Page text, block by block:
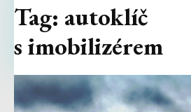
Tag: autoklíč
s imobilizérem